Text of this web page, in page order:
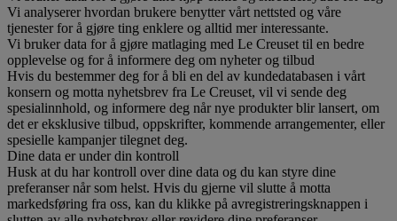
Vi analyserer hvordan brukere benytter vårt nettsted og våre
tjenester for å gjøre ting enklere og alltid mer interessante.
Vi bruker data for å gjøre matlaging med Le Creuset til en bedre
opplevelse og for å informere deg om nyheter og tilbud
Hvis du bestemmer deg for å bli en del av kundedatabasen i vårt
konsern og motta nyhetsbrev fra Le Creuset, vil vi sende deg
spesialinnhold, og informere deg når nye produkter blir lansert, om
det er eksklusive tilbud, oppskrifter, kommende arrangementer, eller
spesielle kampanjer tilegnet deg.
Dine data er under din kontroll
Husk at du har kontroll over dine data og du kan styre dine
preferanser når som helst. Hvis du gjerne vil slutte å motta
markedsføring fra oss, kan du klikke på avregistreringsknappen i